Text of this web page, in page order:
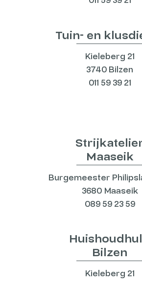
Tuin- en
Kieleberg 21
3740 Bilzen
011 59 39 21
Maaseik
Burgemeester
3680 Maaseik
089 59 23 59
Bilzen
Kieleberg 21